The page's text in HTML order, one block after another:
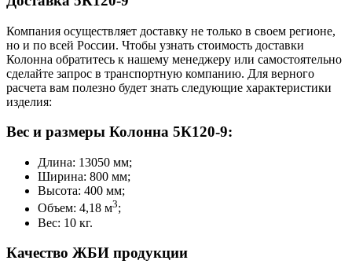
Компания осуществляет доставку не только в своем регионе,
но и по всей России. Чтобы узнать стоимость доставки
Колонна обратитесь к нашему менеджеру или самостоятельно
сделайте запрос в транспортную компанию. Для верного
расчета вам полезно будет знать следующие характеристики
изделия:
Вес и размеры Колонна 5К120-9:
Длина: 13050 мм;
Ширина: 800 мм;
Высота: 400 мм;
Объем: 4,18 м3;
Вес: 10 кг.
Качество ЖБИ продукции